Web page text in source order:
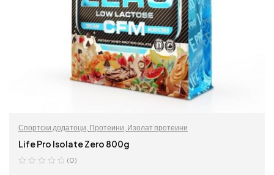
Спортски додатоци, Протеини, Изолат протеини
Life Pro Isolate Zero 800g
(0)